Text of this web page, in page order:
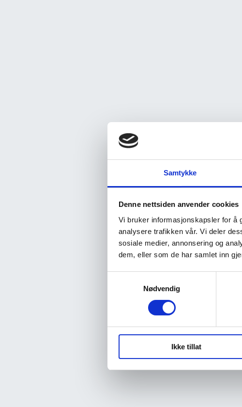
Samtykke
Denne nettsiden anvender cookies
Vi bruker informasjonskapsler for å
analysere trafikken vår. Vi deler
sosiale medier, annonsering og
dem, eller som de har samlet inn
Nødvendig
Ikke tillat